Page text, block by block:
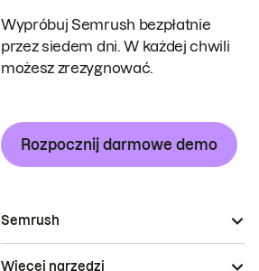
Wypróbuj Semrush bezpłatnie
przez siedem dni. W każdej chwili
możesz zrezygnować.
Rozpocznij darmowe demo
Semrush
Więcej narzędzi